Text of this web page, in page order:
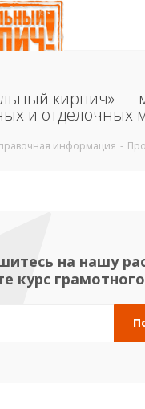
кирпич» —
и отделочных
информация -
на нашу
курс грамотного